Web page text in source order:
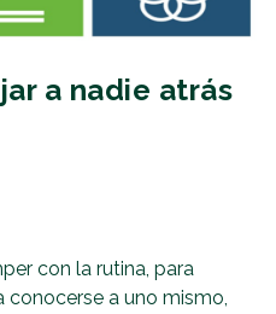
a nadie atrás
con la rutina, para
a uno mismo,